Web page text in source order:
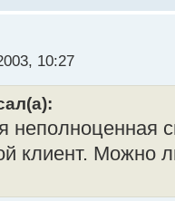
10:27
неполноценная
клиент. Можно